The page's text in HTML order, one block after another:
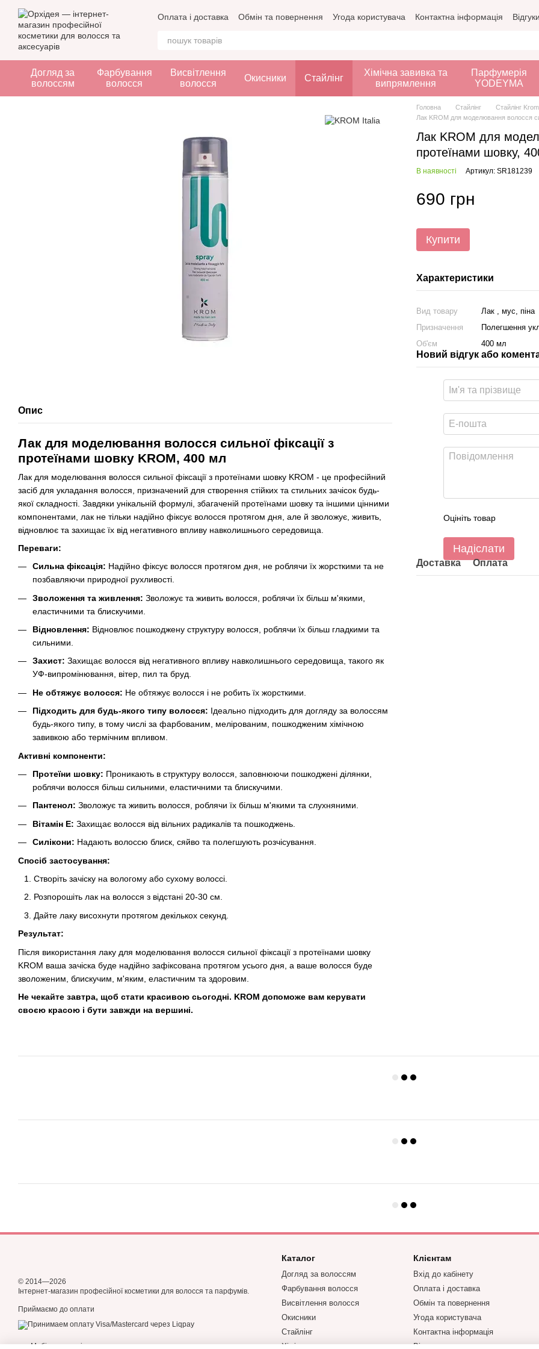
Перейти до основного контенту
Оплата і доставка Обмін та повернення Угода користувача Контактна інформація
Догляд за
волоссям
Фарбування
волосся
Висвітлення
волосся
Окисники Стайлінг
Хімічна завивка та
випрямлення
Парфумерія
YODEYMA
Опис
Лак для моделювання волосся сильної фіксації з
протеїнами шовку KROM, 400 мл
Лак для моделювання волосся сильної фіксації з протеїнами шовку KROM - це професійний
засіб для укладання волосся, призначений для створення стійких та стильних зачісок будь-
якої складності. Завдяки унікальній формулі, збагаченій протеїнами шовку та іншими цінними
компонентами, лак не тільки надійно фіксує волосся протягом дня, але й зволожує, живить,
відновлює та захищає їх від негативного впливу навколишнього середовища.
Переваги:
Сильна фіксація: Надійно фіксує волосся протягом дня, не роблячи їх жорсткими та не
позбавляючи природної рухливості.
Зволоження та живлення: Зволожує та живить волосся, роблячи їх більш м'якими,
еластичними та блискучими.
Відновлення: Відновлює пошкоджену структуру волосся, роблячи їх більш гладкими та
сильними.
Захист: Захищає волосся від негативного впливу навколишнього середовища, такого як
УФ-випромінювання, вітер, пил та бруд.
Не обтяжує волосся: Не обтяжує волосся і не робить їх жорсткими.
Підходить для будь-якого типу волосся: Ідеально підходить для догляду за волоссям
будь-якого типу, в тому числі за фарбованим, мелірованим, пошкодженим хімічною
завивкою або термічним впливом.
Активні компоненти:
Протеїни шовку: Проникають в структуру волосся, заповнюючи пошкоджені ділянки,
роблячи волосся більш сильними, еластичними та блискучими.
Пантенол: Зволожує та живить волосся, роблячи їх більш м'якими та слухняними.
Вітамін E: Захищає волосся від вільних радикалів та пошкоджень.
Силікони: Надають волоссю блиск, сяйво та полегшують розчісування.
Спосіб застосування:
Створіть зачіску на вологому або сухому волоссі.
Розпорошіть лак на волосся з відстані 20-30 см.
Дайте лаку висохнути протягом декількох секунд.
Результат:
Після використання лаку для моделювання волосся сильної фіксації з протеїнами шовку
KROM ваша зачіска буде надійно зафіксована протягом усього дня, а ваше волосся буде
зволоженим, блискучим, м'яким, еластичним та здоровим.
Не чекайте завтра, щоб стати красивою сьогодні. KROM допоможе вам керувати
своєю красою і бути завжди на вершині.
Головна Стайлінг Стайлінг
Лак KROM для моделювання волосся
Лак KROM для
протеїнами шовку,
В наявності Артикул: SR181239
690 грн
Купити
Характеристики
Вид товару
Лак , мус, піна
Призначення
Полегшення
Об'єм
400 мл
Новий відгук або
Оцініть товар
Надіслати
Доставка Оплата
© 2014—2026
Інтернет-магазин професійної косметики для волосся та парфумів.
Приймаємо до оплати
Мобільна версія
Каталог
Догляд за волоссям
Фарбування волосся
Висвітлення волосся
Окисники
Стайлінг
Хімічна завивка та
Клієнтам
Вхід до кабінету
Оплата і доставка
Обмін та повернення
Угода користувача
Контактна інформація
Відгуки про магазин